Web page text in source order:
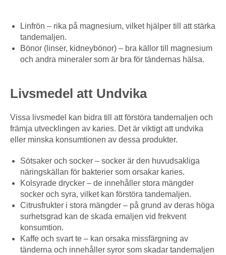
Linfrön – rika på magnesium, vilket hjälper till att stärka
tandemaljen.
Bönor (linser, kidneybönor) – bra källor till magnesium
och andra mineraler som är bra för tändernas hälsa.
Livsmedel att Undvika
Vissa livsmedel kan bidra till att förstöra tandemaljen och
främja utvecklingen av karies. Det är viktigt att undvika
eller minska konsumtionen av dessa produkter.
Sötsaker och socker – socker är den huvudsakliga
näringskällan för bakterier som orsakar karies.
Kolsyrade drycker – de innehåller stora mängder
socker och syra, vilket kan förstöra tandemaljen.
Citrusfrukter i stora mängder – på grund av deras höga
surhetsgrad kan de skada emaljen vid frekvent
konsumtion.
Kaffe och svart te – kan orsaka missfärgning av
tänderna och innehåller syror som skadar tandemaljen